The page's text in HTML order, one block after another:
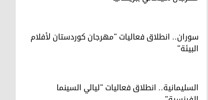
سوران.. انطلاق فعاليات "مهرجان كوردستان لأفلام
البيئة"
السليمانية.. انطلاق فعاليات "ليالي السينما